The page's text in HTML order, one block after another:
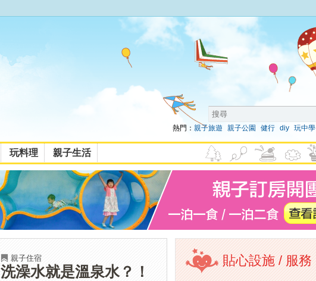
熱門： 親子旅遊 親子公園 健行 diy 玩中學
玩料理 親子生活
親子住宿
洗澡水就是溫泉水？！
貼心設施 / 服務